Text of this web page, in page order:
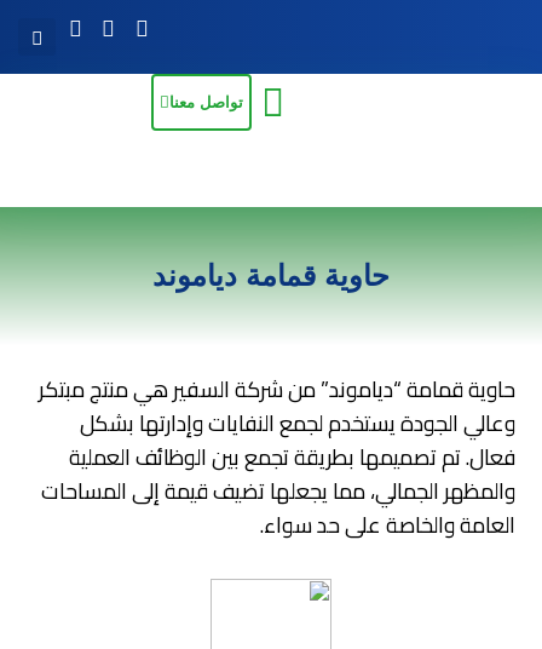
تواصل معنا
حاوية قمامة دياموند
حاوية قمامة “دياموند” من شركة السفير هي منتج مبتكر
وعالي الجودة يستخدم لجمع النفايات وإدارتها بشكل
فعال. تم تصميمها بطريقة تجمع بين الوظائف العملية
والمظهر الجمالي، مما يجعلها تضيف قيمة إلى المساحات
العامة والخاصة على حد سواء.